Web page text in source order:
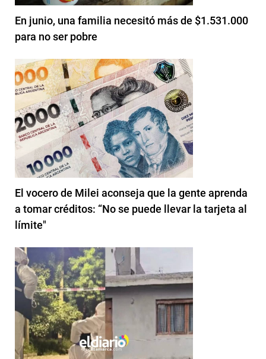
En junio, una familia necesitó más de $1.531.000
para no ser pobre
El vocero de Milei aconseja que la gente aprenda
a tomar créditos: “No se puede llevar la tarjeta al
límite"